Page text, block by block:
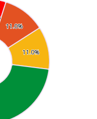
11.0%
11.0%
11.0%
11.0%